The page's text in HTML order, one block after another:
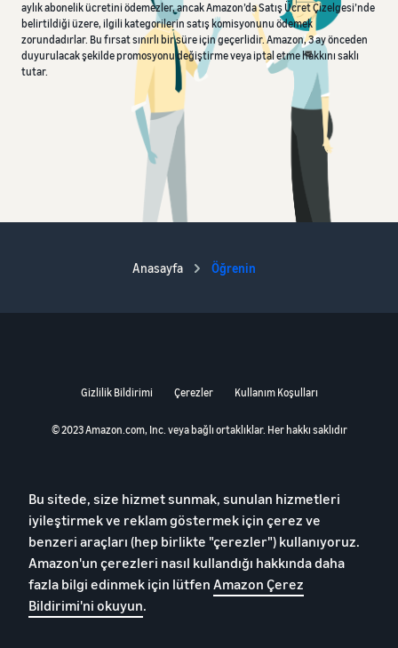
aylık abonelik ücretini ödemezler, ancak Amazon’da Satış Ücret Çizelgesi’nde
belirtildiği üzere, ilgili kategorilerin satış komisyonunu ödemek
zorundadırlar. Bu fırsat sınırlı bir süre için geçerlidir. Amazon, 3 ay önceden
duyurulacak şekilde promosyonu değiştirme veya iptal etme hakkını saklı
tutar.
Anasayfa Öğrenin
Gizlilik Bildirimi Çerezler Kullanım Koşulları
© 2023 Amazon.com, Inc. veya bağlı ortaklıklar. Her hakkı saklıdır
Bu sitede, size hizmet sunmak, sunulan hizmetleri
iyileştirmek ve reklam göstermek için çerez ve
benzeri araçları (hep birlikte "çerezler") kullanıyoruz.
Amazon'un çerezleri nasıl kullandığı hakkında daha
fazla bilgi edinmek için lütfen Amazon Çerez
Bildirimi'ni okuyun.